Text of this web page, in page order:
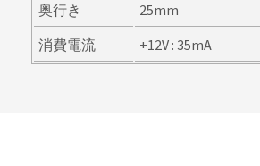
奥行き
25mm
消費電流
+12V : 35mA